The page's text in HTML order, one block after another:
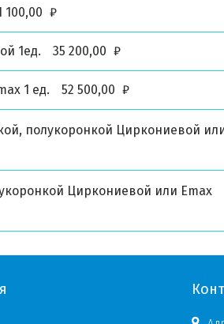
100,00 ₽
1ед. 35 200,00 ₽
1 ед. 52 500,00 ₽
полукоронкой Циркониевой
Циркониевой или Emax